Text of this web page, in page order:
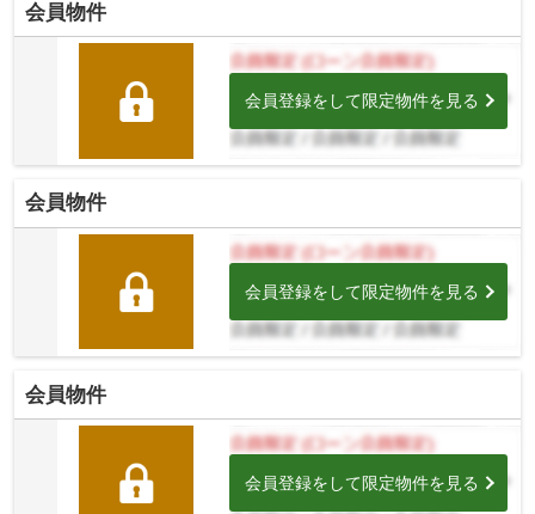
会員物件
会員登録をして限定物件を見る
会員物件
会員登録をして限定物件を見る
会員物件
会員登録をして限定物件を見る